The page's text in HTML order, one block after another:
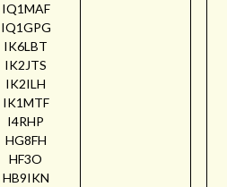
IQ1MAF
IQ1GPG
IK6LBT
IK2JTS
IK2ILH
IK1MTF
I4RHP
HG8FH
HF3O
HB9IKN